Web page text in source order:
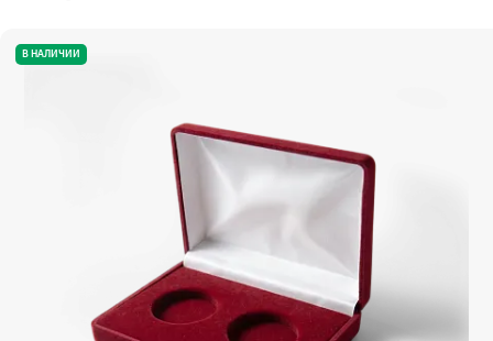
В НАЛИЧИИ